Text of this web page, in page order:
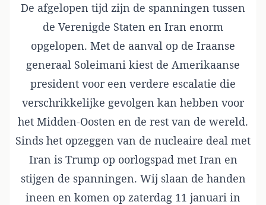
De afgelopen tijd zijn de spanningen tussen
de Verenigde Staten en Iran enorm
opgelopen. Met de aanval op de Iraanse
generaal Soleimani kiest de Amerikaanse
president voor een verdere escalatie die
verschrikkelijke gevolgen kan hebben voor
het Midden-Oosten en de rest van de wereld.
Sinds het opzeggen van de nucleaire deal met
Iran is Trump op oorlogspad met Iran en
stijgen de spanningen. Wij slaan de handen
ineen en komen op zaterdag 11 januari in